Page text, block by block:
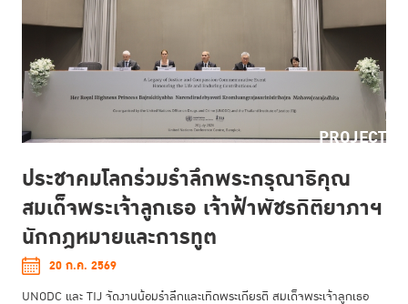
ประชาคมโลกร่วมรำลึกพระกรุณาธิคุณ
สมเด็จพระเจ้าลูกเธอ เจ้าฟ้าพัชรกิติยาภาฯ
นักกฎหมายและการทูต
20 ก.ค. 2569
UNODC และ TIJ จัดงานน้อมรำลึกและเทิดพระเกียรติ สมเด็จพระเจ้าลูกเธอ
PROJECT